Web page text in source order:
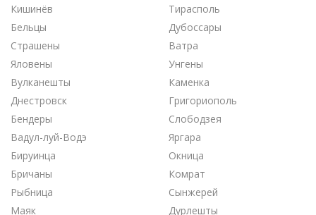
Кишинёв
Бельцы
Страшены
Яловены
Вулканешты
Днестровск
Бендеры
Вадул-луй-Водэ
Тирасполь
Дубоссары
Ватра
Унгены
Каменка
Григориополь
Слободзея
Яргара
Бируинца
Бричаны
Рыбница
Маяк
Окница
Комрат
Сынжерей
Дурлешты